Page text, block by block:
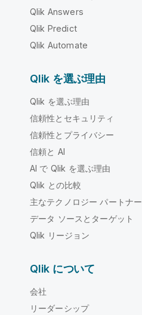
Qlik Answers
Qlik Predict
Qlik Automate
Qlik を選ぶ理由
Qlik を選ぶ理由
信頼性とセキュリティ
信頼性とプライバシー
信頼と AI
AI で Qlik を選ぶ理由
Qlik との比較
主なテクノロジー パートナー
データ ソースとターゲット
Qlik リージョン
Qlik について
会社
リーダーシップ